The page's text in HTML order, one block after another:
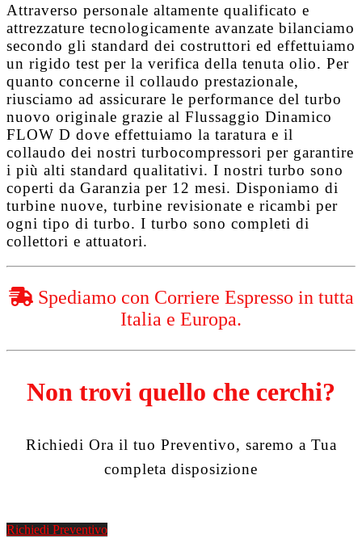
Attraverso personale altamente qualificato e
attrezzature tecnologicamente avanzate bilanciamo
secondo gli standard dei costruttori ed effettuiamo
un rigido test per la verifica della tenuta olio. Per
quanto concerne il collaudo prestazionale,
riusciamo ad assicurare le performance del turbo
nuovo originale grazie al Flussaggio Dinamico
FLOW D dove effettuiamo la taratura e il
collaudo dei nostri turbocompressori per garantire
i più alti standard qualitativi. I nostri turbo sono
coperti da Garanzia per 12 mesi. Disponiamo di
turbine nuove, turbine revisionate e ricambi per
ogni tipo di turbo. I turbo sono completi di
collettori e attuatori.
Spediamo con Corriere Espresso in tutta
Italia e Europa.
Non trovi quello che cerchi?
Richiedi Ora il tuo Preventivo, saremo a Tua
completa disposizione
Richiedi Preventivo